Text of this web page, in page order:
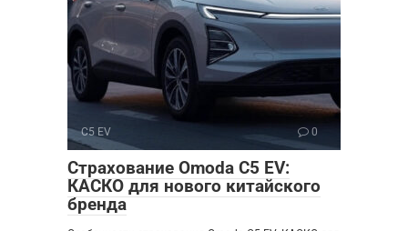
C5 EV 0
Страхование Omoda C5 EV:
КАСКО для нового китайского
бренда